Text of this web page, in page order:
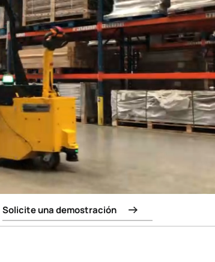
Solicite una demostración